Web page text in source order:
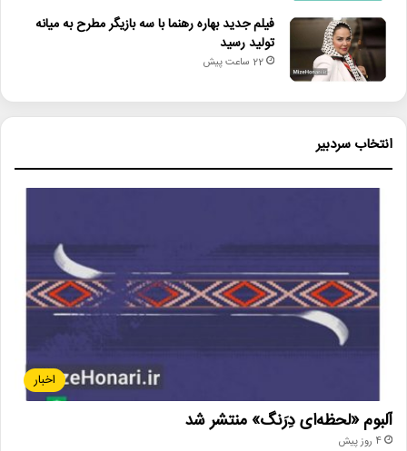
فیلم جدید بهاره رهنما با سه بازیگر مطرح به میانه
تولید رسید
22 ساعت پیش
انتخاب سردبیر
اخبار
آلبوم «لحظه‌ای دِرَنگ» منتشر شد
4 روز پیش